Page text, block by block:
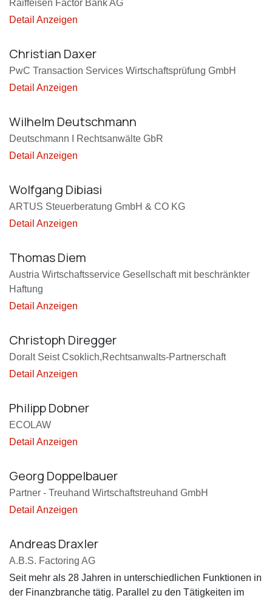
Raiffeisen Factor Bank AG
Detail Anzeigen
Christian Daxer
PwC Transaction Services Wirtschaftsprüfung GmbH
Detail Anzeigen
Wilhelm Deutschmann
Deutschmann I Rechtsanwälte GbR
Detail Anzeigen
Wolfgang Dibiasi
ARTUS Steuerberatung GmbH & CO KG
Detail Anzeigen
Thomas Diem
Austria Wirtschaftsservice Gesellschaft mit beschränkter
Haftung
Detail Anzeigen
Christoph Diregger
Doralt Seist Csoklich,Rechtsanwalts-Partnerschaft
Detail Anzeigen
Philipp Dobner
ECOLAW
Detail Anzeigen
Georg Doppelbauer
Partner - Treuhand Wirtschaftstreuhand GmbH
Detail Anzeigen
Andreas Draxler
A.B.S. Factoring AG
Seit mehr als 28 Jahren in unterschiedlichen Funktionen in
der Finanzbranche tätig. Parallel zu den Tätigkeiten im